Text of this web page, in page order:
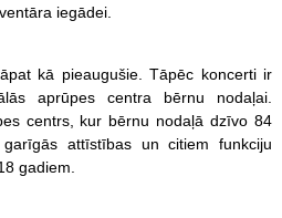
iegādei.
kā pieaugušie. Tāpēc koncerti ir
aprūpes centra bērnu nodaļai.
centrs, kur bērnu nodaļā dzīvo 84
attīstības un citiem funkciju
gadiem.